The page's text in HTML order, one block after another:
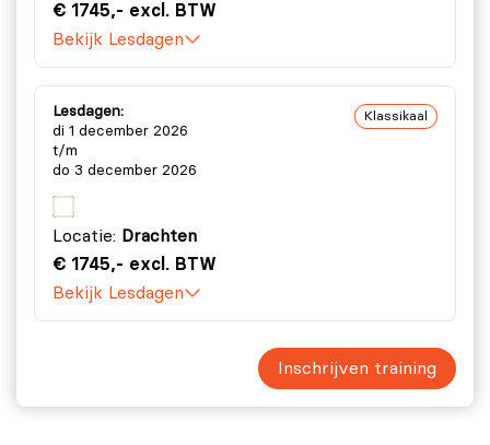
€ 1745,- excl. BTW
Bekijk Lesdagen
Lesdagen:
di 1 december 2026
t/m
do 3 december 2026
Klassikaal
Locatie: Drachten
€ 1745,- excl. BTW
Bekijk Lesdagen
Inschrijven training